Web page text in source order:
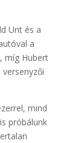
Unt és a
a
míg Hubert
mind
próbálunk